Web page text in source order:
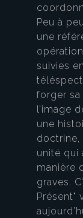
Peu à
une
suivies
forger sa
l’image
une
doctrine,
unité qui
manière
graves.
Présent"